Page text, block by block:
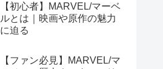
【初心者】MARVEL/マーベ
ルとは｜映画や原作の魅力
に迫る
【ファン必見】MARVEL/マ